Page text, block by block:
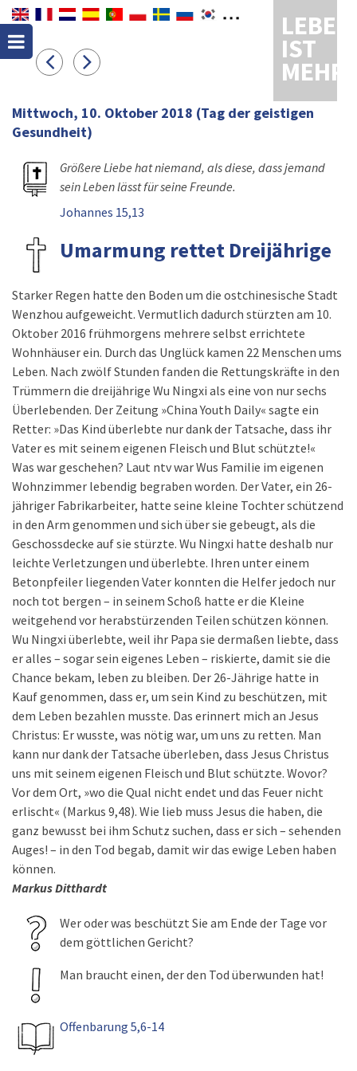
LEBEN
IST
MEHR
Mittwoch, 10. Oktober 2018 (Tag der geistigen
Gesundheit)
Größere Liebe hat niemand, als diese, dass jemand
sein Leben lässt für seine Freunde.
Johannes 15,13
Umarmung rettet Dreijährige
Starker Regen hatte den Boden um die ostchinesische Stadt
Wenzhou aufgeweicht. Vermutlich dadurch stürzten am 10.
Oktober 2016 frühmorgens mehrere selbst errichtete
Wohnhäuser ein. Durch das Unglück kamen 22 Menschen ums
Leben. Nach zwölf Stunden fanden die Rettungskräfte in den
Trümmern die dreijährige Wu Ningxi als eine von nur sechs
Überlebenden. Der Zeitung »China Youth Daily« sagte ein
Retter: »Das Kind überlebte nur dank der Tatsache, dass ihr
Vater es mit seinem eigenen Fleisch und Blut schützte!«
Was war geschehen? Laut ntv war Wus Familie im eigenen
Wohnzimmer lebendig begraben worden. Der Vater, ein 26-
jähriger Fabrikarbeiter, hatte seine kleine Tochter schützend
in den Arm genommen und sich über sie gebeugt, als die
Geschossdecke auf sie stürzte. Wu Ningxi hatte deshalb nur
leichte Verletzungen und überlebte. Ihren unter einem
Betonpfeiler liegenden Vater konnten die Helfer jedoch nur
noch tot bergen – in seinem Schoß hatte er die Kleine
weitgehend vor herabstürzenden Teilen schützen können.
Wu Ningxi überlebte, weil ihr Papa sie dermaßen liebte, dass
er alles – sogar sein eigenes Leben – riskierte, damit sie die
Chance bekam, leben zu bleiben. Der 26-Jährige hatte in
Kauf genommen, dass er, um sein Kind zu beschützen, mit
dem Leben bezahlen musste. Das erinnert mich an Jesus
Christus: Er wusste, was nötig war, um uns zu retten. Man
kann nur dank der Tatsache überleben, dass Jesus Christus
uns mit seinem eigenen Fleisch und Blut schützte. Wovor?
Vor dem Ort, »wo die Qual nicht endet und das Feuer nicht
erlischt« (Markus 9,48). Wie lieb muss Jesus die haben, die
ganz bewusst bei ihm Schutz suchen, dass er sich – sehenden
Auges! – in den Tod begab, damit wir das ewige Leben haben
können.
Markus Ditthardt
Wer oder was beschützt Sie am Ende der Tage vor
dem göttlichen Gericht?
Man braucht einen, der den Tod überwunden hat!
Offenbarung 5,6-14